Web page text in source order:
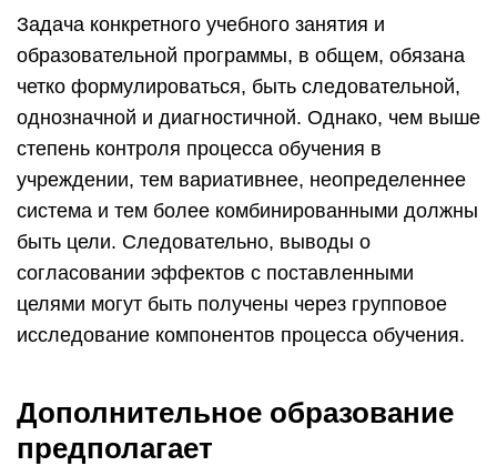
Задача конкретного учебного занятия и
образовательной программы, в общем, обязана
четко формулироваться, быть следовательной,
однозначной и диагностичной. Однако, чем выше
степень контроля процесса обучения в
учреждении, тем вариативнее, неопределеннее
система и тем более комбинированными должны
быть цели. Следовательно, выводы о
согласовании эффектов с поставленными
целями могут быть получены через групповое
исследование компонентов процесса обучения.
Дополнительное образование
предполагает